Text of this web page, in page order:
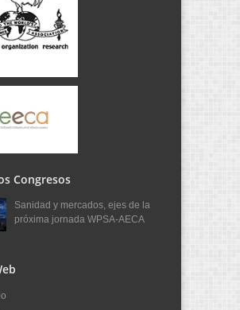
Congresos
Sanidad y mercados, ejes de la
próxima jornada WPSA-AECA